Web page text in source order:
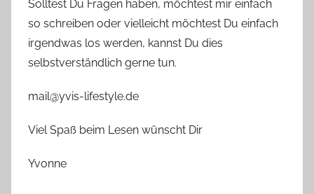
Solltest Du Fragen haben, möchtest mir einfach
so schreiben oder vielleicht möchtest Du einfach
irgendwas los werden, kannst Du dies
selbstverständlich gerne tun.
mail@yvis-lifestyle.de
Viel Spaß beim Lesen wünscht Dir
Yvonne